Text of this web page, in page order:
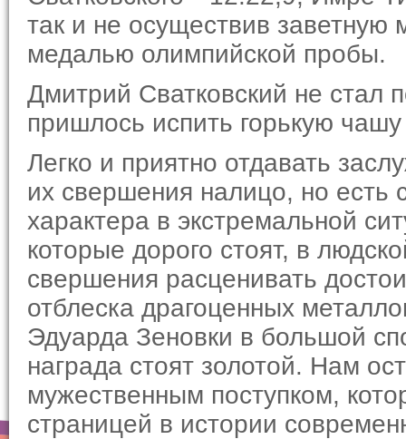
так и не осуществив завет­ную
медалью олим­пийской пробы.
Дмитрий Сватковский не стал
пришлось испить горькую
Легко и приятно отдавать
их свершения налицо, но есть
характера в экстремальной
которые дорого стоят, в
свершения расцени­вать
отблеска дра­гоценных
Эдуарда Зеновки в большой
награда стоят золотой. Нам
мужественным поступком,
страницей в истории